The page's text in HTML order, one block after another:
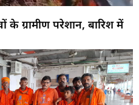
के ग्रामीण परेशान, बारिश में